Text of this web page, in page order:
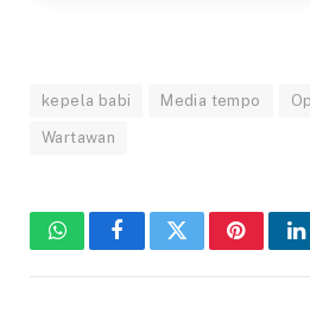
kepela babi Media tempo
Wartawan
WhatsAppFacebookTwitterPinterest